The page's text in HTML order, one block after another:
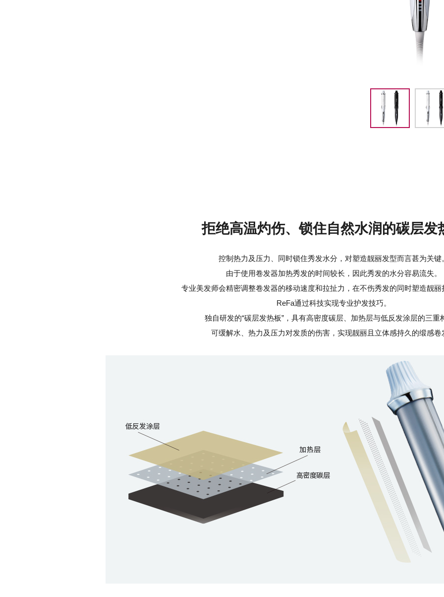
拒绝高温灼伤、锁住自然水润的碳层发
控制热力及压力、同时锁住秀发水分，对塑造靓丽发型而言甚为关键
由于使用卷发器加热秀发的时间较长，因此秀发的水分容易流失。
专业美发师会精密调整卷发器的移动速度和拉扯力，在不伤秀发的同时塑造靓丽
ReFa通过科技实现专业护发技巧。
独自研发的“碳层发热板”，具有高密度碳层、加热层与低反发涂层的三重
可缓解水、热力及压力对发质的伤害，实现靓丽且立体感持久的缎感卷